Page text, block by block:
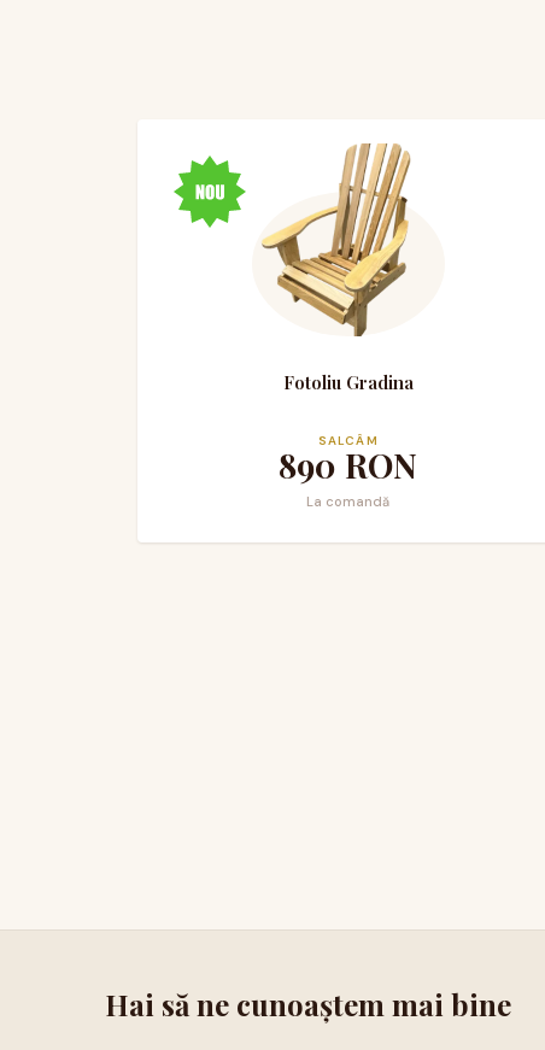
Fotoliu Gradina
SALCÂM
890 RON
La comandă
Hai să ne cunoaștem mai bine